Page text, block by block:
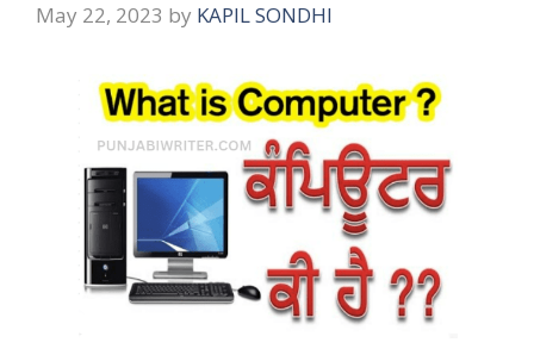
May 22, 2023 by KAPIL SONDHI